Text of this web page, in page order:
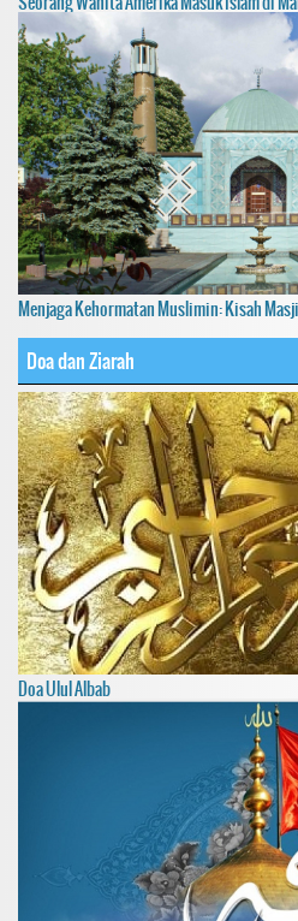
Menjaga Kehormatan Muslimin: Kisah
Doa dan Ziarah
Doa Ulul Albab